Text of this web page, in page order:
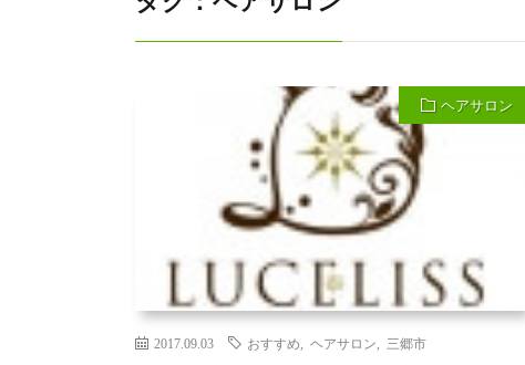
ヘアサロン
2017.09.03 おすすめ ヘアサロン 三郷市